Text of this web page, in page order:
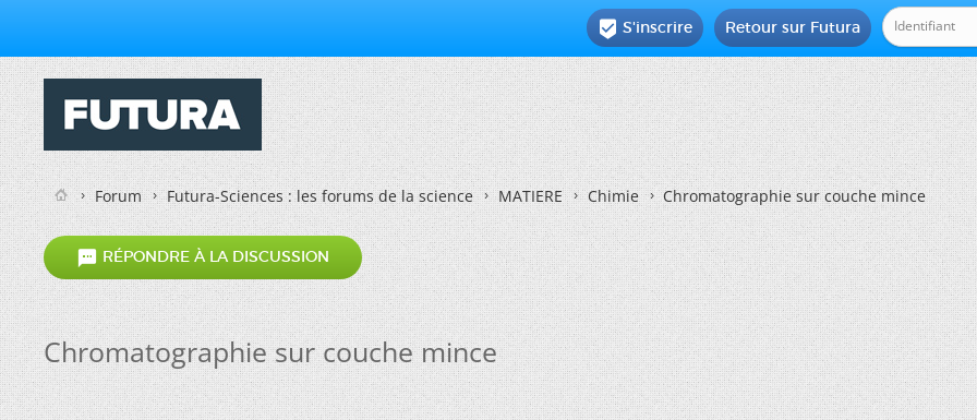
Retour sur Futura
 S'inscrire
Forum Futura-Sciences : les forums de la science MATIERE Chimie Chromatographie sur couche mince
 RÉPONDRE À LA DISCUSSION
Chromatographie sur couche mince